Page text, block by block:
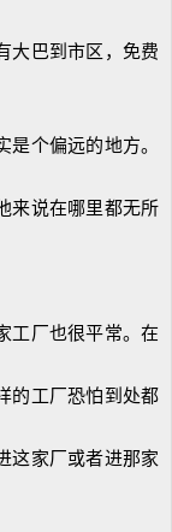
大巴到市区，免费
个偏远的地方。
来说在哪里都无所
厂也很平常。在
的工厂恐怕到处都
这家厂或者进那家